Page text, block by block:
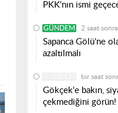
PKK'nın ismi
GÜNDEM 2 saat sonra
Sapanca Gölü’ne
azaltılmalı
bir saat
Gökçek'e bakın,
çekmediğini görün!